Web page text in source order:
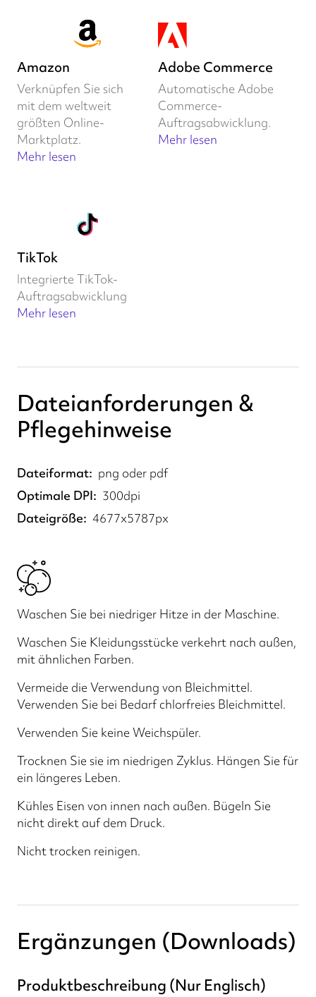
Amazon
Verknüpfen Sie sich
mit dem weltweit
größten Online-
Marktplatz.
Mehr lesen
Adobe Commerce
Automatische Adobe
Commerce-
Auftragsabwicklung.
Mehr lesen
TikTok
Integrierte TikTok-
Auftragsabwicklung
Mehr lesen
Dateianforderungen &
Pflegehinweise
Dateiformat
png oder pdf
Optimale DPI
300dpi
Dateigröße
4677x5787px
Waschen Sie bei niedriger Hitze in der Maschine.
Waschen Sie Kleidungsstücke verkehrt nach außen,
mit ähnlichen Farben.
Vermeide die Verwendung von Bleichmittel.
Verwenden Sie bei Bedarf chlorfreies Bleichmittel.
Verwenden Sie keine Weichspüler.
Trocknen Sie sie im niedrigen Zyklus. Hängen Sie für
ein längeres Leben.
Kühles Eisen von innen nach außen. Bügeln Sie
nicht direkt auf dem Druck.
Nicht trocken reinigen.
Ergänzungen (Downloads)
Produktbeschreibung (Nur Englisch)